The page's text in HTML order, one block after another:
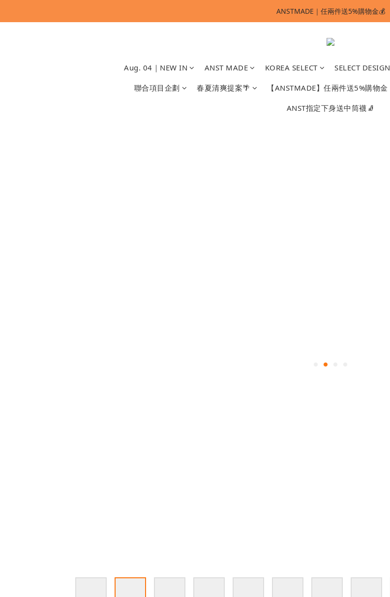
ANSTMADE｜任兩件送5%購物金💰
ANSTMADE｜任兩件送5%購物金💰
Aug. 04｜NEW IN ANST MADE KOREA SELECT SELECT DESIGN
聯合項目企劃 春夏清爽提案🌴 【ANSTMADE】任兩件送5%購物金
ANST指定下身送中筒襪🧦